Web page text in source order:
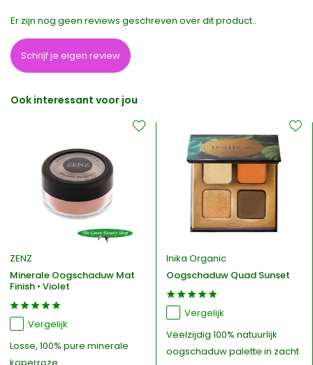
Er zijn nog geen reviews geschreven over dit product..
Schrijf je eigen review
Ook interessant voor jou
ZENZ
Minerale Oogschaduw Mat
Finish • Violet
Vergelijk
Losse, 100% pure minerale
koperroze
Inika Organic
Oogschaduw Quad Sunset
Vergelijk
Veelzijdig 100% natuurlijk
oogschaduw palette in zacht